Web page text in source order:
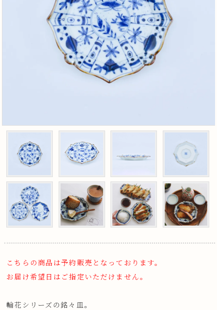
こちらの商品は予約販売となっております。
お届け希望日はご指定いただけません。
輪花シリーズの銘々皿。